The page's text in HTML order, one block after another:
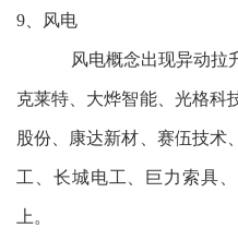
9、风电
风电概念出现异动拉
克莱特、大烨智能、光格科
股份、康达新材、赛伍技术
工、长城电工、巨力索具
上。